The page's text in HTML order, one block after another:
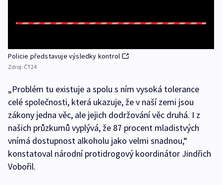
Policie představuje výsledky kontrol
Zdroj: ČT24
„Problém tu existuje a spolu s ním vysoká tolerance
celé společnosti, která ukazuje, že v naší zemi jsou
zákony jedna věc, ale jejich dodržování věc druhá. I z
našich průzkumů vyplývá, že 87 procent mladistvých
vnímá dostupnost alkoholu jako velmi snadnou,“
konstatoval národní protidrogový koordinátor Jindřich
Vobořil.